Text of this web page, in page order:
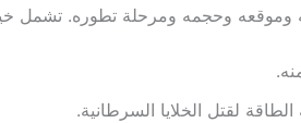
وحجمه ومرحلة تطوره. تشمل
لقتل الخلايا السرطانية.